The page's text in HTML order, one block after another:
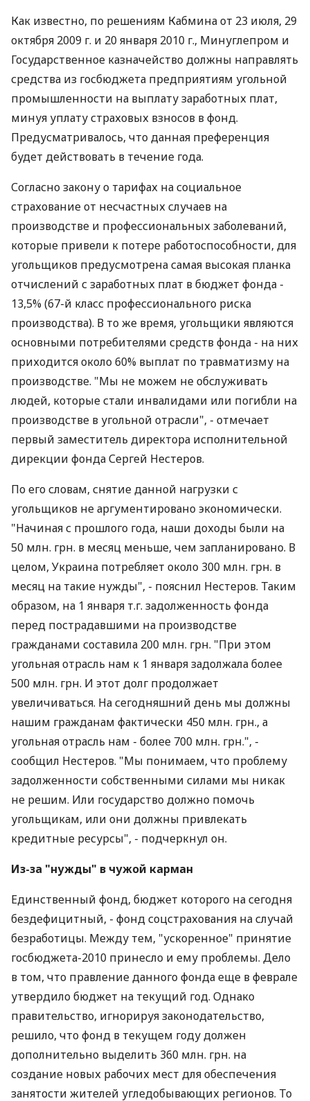
Как известно, по решениям Кабмина от 23 июля, 29
октября 2009 г. и 20 января 2010 г., Минуглепром и
Государственное казначейство должны направлять
средства из госбюджета предприятиям угольной
промышленности на выплату заработных плат,
минуя уплату страховых взносов в фонд.
Предусматривалось, что данная преференция
будет действовать в течение года.
Согласно закону о тарифах на социальное
страхование от несчастных случаев на
производстве и профессиональных заболеваний,
которые привели к потере работоспособности, для
угольщиков предусмотрена самая высокая планка
отчислений с заработных плат в бюджет фонда -
13,5% (67-й класс профессионального риска
производства). В то же время, угольщики являются
основными потребителями средств фонда - на них
приходится около 60% выплат по травматизму на
производстве. "Мы не можем не обслуживать
людей, которые стали инвалидами или погибли на
производстве в угольной отрасли", - отмечает
первый заместитель директора исполнительной
дирекции фонда Сергей Нестеров.
По его словам, снятие данной нагрузки с
угольщиков не аргументировано экономически.
"Начиная с прошлого года, наши доходы были на
50 млн. грн. в месяц меньше, чем запланировано. В
целом, Украина потребляет около 300 млн. грн. в
месяц на такие нужды", - пояснил Нестеров. Таким
образом, на 1 января т.г. задолженность фонда
перед пострадавшими на производстве
гражданами составила 200 млн. грн. "При этом
угольная отрасль нам к 1 января задолжала более
500 млн. грн. И этот долг продолжает
увеличиваться. На сегодняшний день мы должны
нашим гражданам фактически 450 млн. грн., а
угольная отрасль нам - более 700 млн. грн.", -
сообщил Нестеров. "Мы понимаем, что проблему
задолженности собственными силами мы никак
не решим. Или государство должно помочь
угольщикам, или они должны привлекать
кредитные ресурсы", - подчеркнул он.
Из-за "нужды" в чужой карман
Единственный фонд, бюджет которого на сегодня
бездефицитный, - фонд соцстрахования на случай
безработицы. Между тем, "ускоренное" принятие
госбюджета-2010 принесло и ему проблемы. Дело
в том, что правление данного фонда еще в феврале
утвердило бюджет на текущий год. Однако
правительство, игнорируя законодательство,
решило, что фонд в текущем году должен
дополнительно выделить 360 млн. грн. на
создание новых рабочих мест для обеспечения
занятости жителей угледобывающих регионов. То